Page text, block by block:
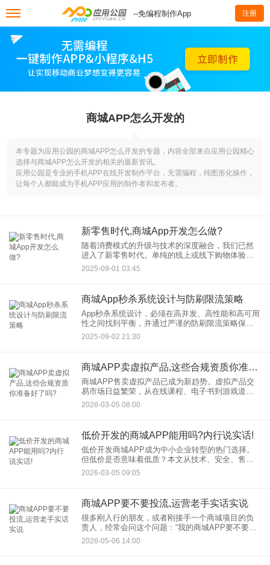
--免编程制作App 注册
商城APP怎么开发的
本专题为应用公园的商城APP怎么开发的专题，内容全部来自应用公园精心
选择与商城APP怎么开发的相关的最新资讯。
应用公园是专业的手机APP在线开发制作平台，无需编程，纯图形化操作，
让每个人都能成为手机APP应用的制作者和发布者。
新零售时代,商城App开发怎么做?
随着消费模式的升级与技术的深度融合，我们已然
进入了新零售时代。单纯的线上或线下购物体验已
无法满足消费者需求，线上线下全渠道融合、数据
驱动的个性化服务成为核心。在这一背景下，商城
2025-09-01 03:45
商城App秒杀系统设计与防刷限流策略
App秒杀系统设计，必须在高并发、高性能和高可用
性之间找到平衡，并通过严谨的防刷限流策略保障
活动的公平性。本文将深入探讨商城App秒杀活动的
2025-09-02 21:30
商城APP卖虚拟产品,这些合规资质你准备好了吗?
商城APP售卖虚拟产品已成为新趋势。虚拟产品交
易市场日益繁荣，从在线课程、电子书到游戏道
具、数字艺术品，虚拟产品以其便捷性、高效性和
创新性，赢得了广大消费者的青睐。然而，对于想
2026-03-05 08:00
低价开发的商城APP能用吗?内行说实话!
低价开发商城APP成为中小企业转型的热门选择。
但低价是否意味着低质？本文从技术、安全、售后
等维度深度剖析低价开发的风险与应对策略，助你
2026-03-05 09:05
商城APP要不要投流,运营老手实话实说
很多刚入行的朋友，或者刚接手一个商城项目的负
责人，经常会问这个问题：“我的商城APP要不要投
流？” 问这话的时候，眼里带着期待，又带着忐忑。
作为一个在商城App运营领域摸爬滚打多年的老手
2026-05-06 14:00